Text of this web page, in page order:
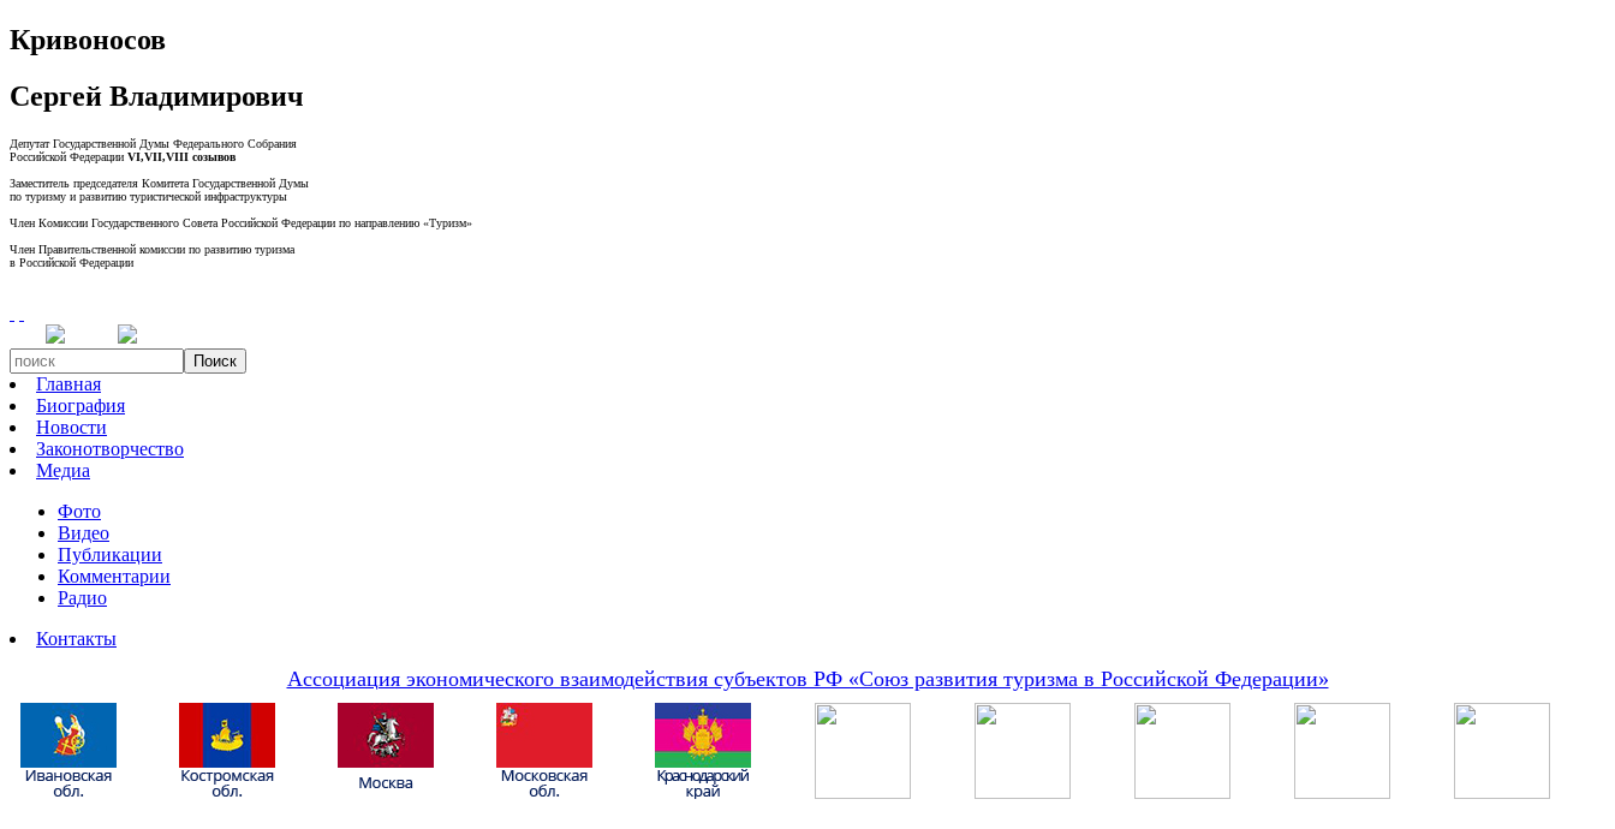
Кривоносов
Сергей Владимирович
Депутат Государственной Думы Федерального Собрания
Российской Федерации VI,VII,VIII созывов
Заместитель председателя Комитета Государственной Думы
по туризму и развитию туристической инфраструктуры
Член Комиссии Государственного Совета Российской Федерации по направлению «Туризм»
Член Правительственной комиссии по развитию туризма
в Российской Федерации
Поиск
Главная
Биография
Новости
Законотворчество
Медиа
Фото
Видео
Публикации
Комментарии
Радио
Контакты
Ассоциация экономического взаимодействия субъектов РФ «Союз развития туризма в Российской Федерации»